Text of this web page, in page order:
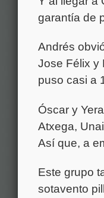
garantía de
Andrés
Jose Félix y
puso casi a
Óscar y
Atxega,
Así que, a
Este grupo
sotavento